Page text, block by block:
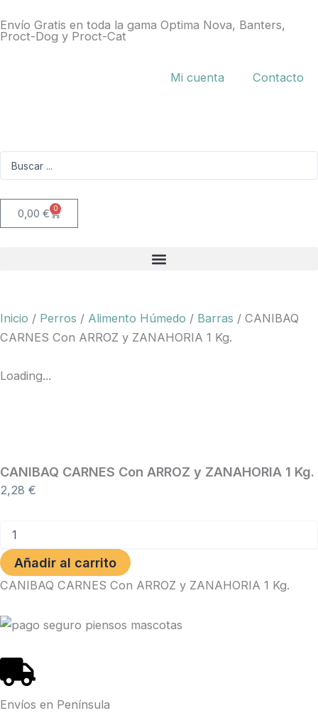
al
contenido
Envío Gratis en toda la gama Optima Nova, Banters,
Proct-Dog y Proct-Cat
Mi cuenta Contacto
0,00 € 0
Carrito
Inicio / Perros / Alimento Húmedo / Barras / CANIBAQ
CARNES Con ARROZ y ZANAHORIA 1 Kg.
Loading...
CANIBAQ CARNES Con ARROZ y ZANAHORIA 1 Kg.
2,28 €
CARNES
Con
ARROZ
y
Kg.
Añadir al carrito
CANIBAQ CARNES Con ARROZ y ZANAHORIA 1 Kg.
Envíos en Península